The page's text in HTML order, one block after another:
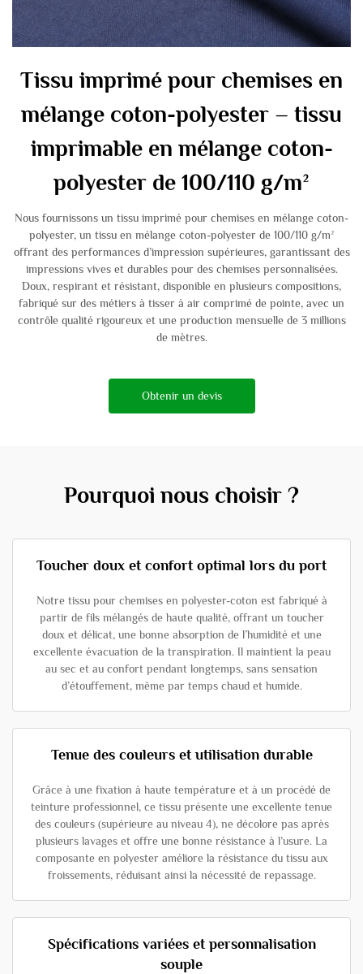
Tissu imprimé pour chemises en
mélange coton-polyester – tissu
imprimable en mélange coton-
polyester de 100/110 g/m²
Nous fournissons un tissu imprimé pour chemises en mélange coton-
polyester, un tissu en mélange coton-polyester de 100/110 g/m²
offrant des performances d’impression supérieures, garantissant des
impressions vives et durables pour des chemises personnalisées.
Doux, respirant et résistant, disponible en plusieurs compositions,
fabriqué sur des métiers à tisser à air comprimé de pointe, avec un
contrôle qualité rigoureux et une production mensuelle de 3 millions
de mètres.
Obtenir un devis
Pourquoi nous choisir ?
Toucher doux et confort optimal lors du port
Notre tissu pour chemises en polyester-coton est fabriqué à
partir de fils mélangés de haute qualité, offrant un toucher
doux et délicat, une bonne absorption de l’humidité et une
excellente évacuation de la transpiration. Il maintient la peau
au sec et au confort pendant longtemps, sans sensation
d’étouffement, même par temps chaud et humide.
Tenue des couleurs et utilisation durable
Grâce à une fixation à haute température et à un procédé de
teinture professionnel, ce tissu présente une excellente tenue
des couleurs (supérieure au niveau 4), ne décolore pas après
plusieurs lavages et offre une bonne résistance à l’usure. La
composante en polyester améliore la résistance du tissu aux
froissements, réduisant ainsi la nécessité de repassage.
Spécifications variées et personnalisation
souple